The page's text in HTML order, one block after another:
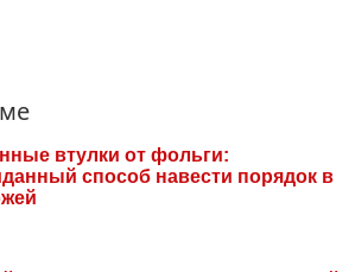
втулки от фольги:
способ навести порядок в